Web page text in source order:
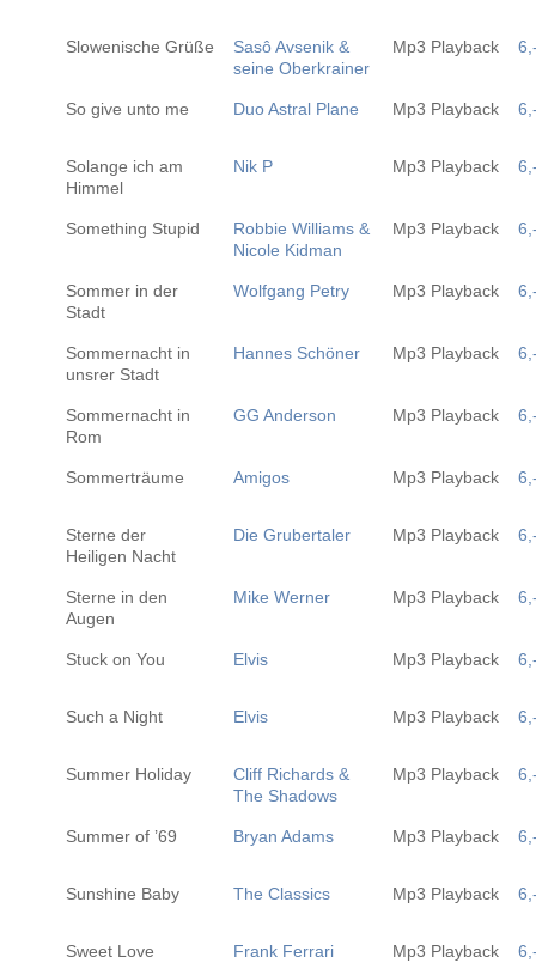
Slowenische Grüße
Sasô Avsenik &
seine Oberkrainer
Mp3 Playback
So give unto me Duo Astral Plane Mp3 Playback
Solange ich am
Himmel
Nik P Mp3 Playback
Something Stupid
Robbie Williams &
Nicole Kidman
Mp3 Playback
Sommer in der
Stadt
Wolfgang Petry Mp3 Playback
Sommernacht in
unsrer Stadt
Hannes Schöner Mp3 Playback
Sommernacht in
Rom
GG Anderson Mp3 Playback
Sommerträume Amigos Mp3 Playback
Sterne der
Heiligen Nacht
Die Grubertaler Mp3 Playback
Sterne in den
Augen
Mike Werner Mp3 Playback
Stuck on You Elvis Mp3 Playback
Such a Night Elvis Mp3 Playback
Summer Holiday
Cliff Richards &
The Shadows
Mp3 Playback
Summer of ’69 Bryan Adams Mp3 Playback
Sunshine Baby The Classics Mp3 Playback
Sweet Love Frank Ferrari Mp3 Playback